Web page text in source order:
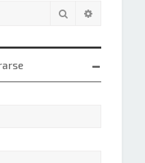
Buscar